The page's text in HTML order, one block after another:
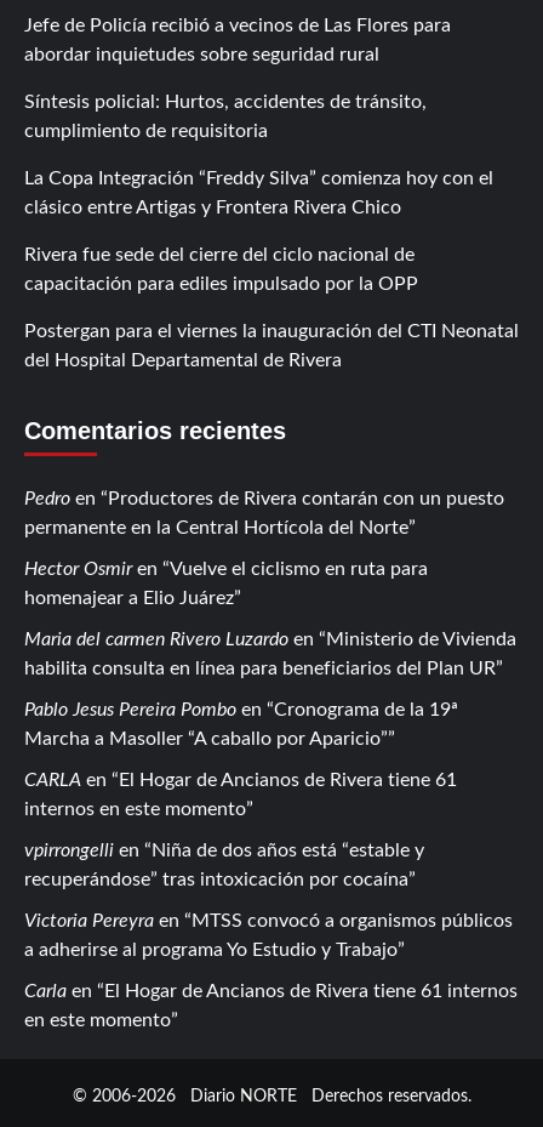
Jefe de Policía recibió a vecinos de Las Flores para
abordar inquietudes sobre seguridad rural
Síntesis policial: Hurtos, accidentes de tránsito,
cumplimiento de requisitoria
La Copa Integración “Freddy Silva” comienza hoy con el
clásico entre Artigas y Frontera Rivera Chico
Rivera fue sede del cierre del ciclo nacional de
capacitación para ediles impulsado por la OPP
Postergan para el viernes la inauguración del CTI Neonatal
del Hospital Departamental de Rivera
Comentarios recientes
Pedro en
Productores de Rivera contarán con un puesto
permanente en la Central Hortícola del Norte
Hector Osmiren
Vuelve el ciclismo en ruta para
homenajear a Elio Juárez
Maria del carmen Rivero Luzardo en
Ministerio de Vivienda
habilita consulta en línea para beneficiarios del Plan UR
Pablo Jesus Pereira Pombo en
Cronograma de la 19ª
Marcha a Masoller “A caballo por Aparicio”
CARLA en
El Hogar de Ancianos de Rivera tiene 61
internos en este momento
vpirrongelli en
Niña de dos años está “estable y
recuperándose” tras intoxicación por cocaína
Victoria Pereyra en
MTSS convocó a organismos públicos
a adherirse al programa Yo Estudio y Trabajo
Carla en
El Hogar de Ancianos de Rivera tiene 61 internos
en este momento
© 2006-2026 Diario NORTE Derechos reservados.